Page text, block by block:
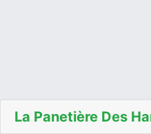
La Panetière Des